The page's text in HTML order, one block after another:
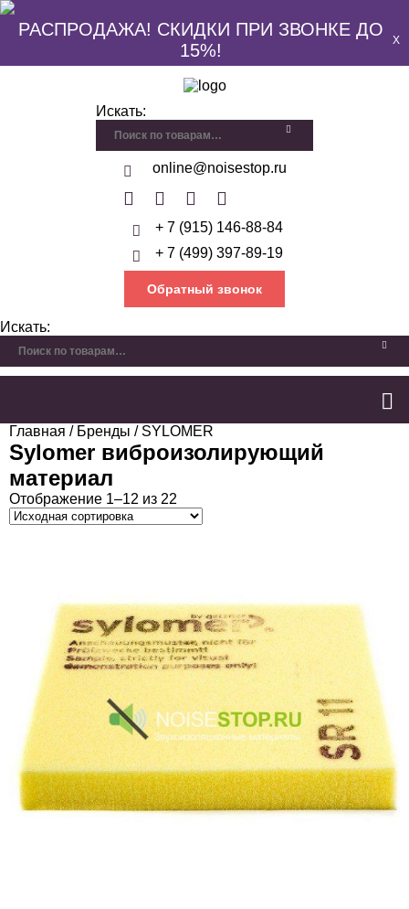
РАСПРОДАЖА! СКИДКИ ПРИ ЗВОНКЕ ДО
15%!
X
Искать:
online@noisestop.ru
+ 7 (915) 146-88-84
+ 7 (499) 397-89-19
Обратный звонок
Искать:
Главная / Бренды / SYLOMER
Sylomer виброизолирующий
материал
Отображение 1–12 из 22